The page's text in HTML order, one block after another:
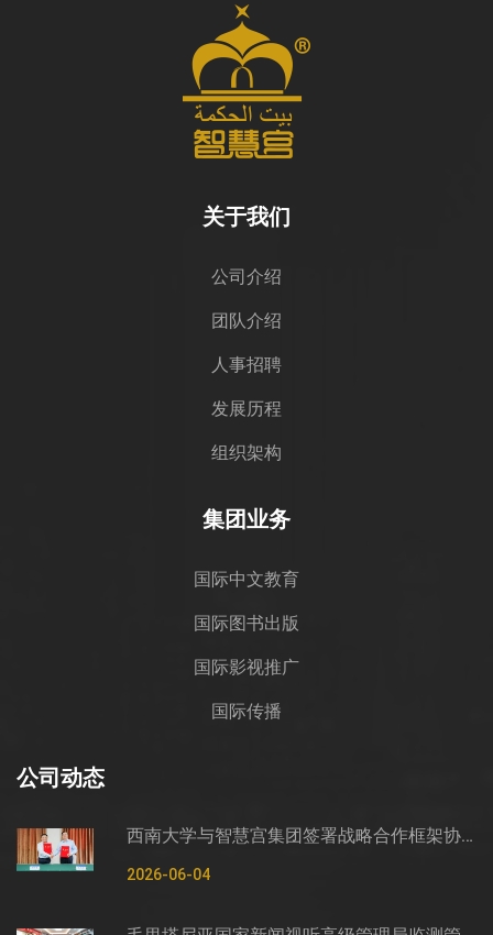
关于我们
公司介绍
团队介绍
人事招聘
发展历程
组织架构
集团业务
国际中文教育
国际图书出版
国际影视推广
国际传播
公司动态
西南大学与智慧宫集团签署战略合作框架协议
2026-06-04